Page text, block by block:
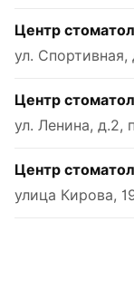
Центр
ул. Спортивная,
Центр
ул. Ленина, д.2,
Центр
улица Кирова,